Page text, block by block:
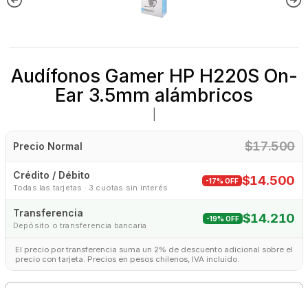
Audífonos Gamer HP H220S On-
Ear 3.5mm alámbricos
Precio Normal $17.500
Crédito / Débito
Todas las tarjetas · 3 cuotas sin interés
-17% OFF $14.500
Transferencia
Depósito o transferencia bancaria
-19% OFF $14.210
El precio por transferencia suma un 2% de descuento adicional sobre el
precio con tarjeta. Precios en pesos chilenos, IVA incluido.